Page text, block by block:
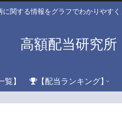
に関する情報をグラフでわかりやすく
高額配当研究所
覧】 【配当ランキング】